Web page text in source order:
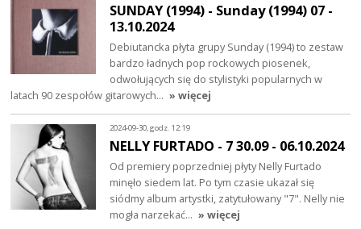
SUNDAY (1994) - Sunday (1994) 07 -
13.10.2024
Debiutancka płyta grupy Sunday (1994) to zestaw
bardzo ładnych pop rockowych piosenek,
odwołujących się do stylistyki popularnych w
latach 90 zespołów gitarowych… » więcej
2024-09-30, godz. 12:19
NELLY FURTADO - 7 30.09 - 06.10.2024
Od premiery poprzedniej płyty Nelly Furtado
minęło siedem lat. Po tym czasie ukazał się
siódmy album artystki, zatytułowany "7". Nelly nie
mogła narzekać… » więcej